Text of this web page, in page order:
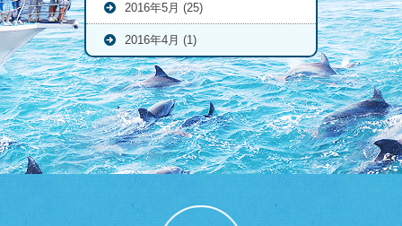
2016年5月 (25)
2016年4月 (1)